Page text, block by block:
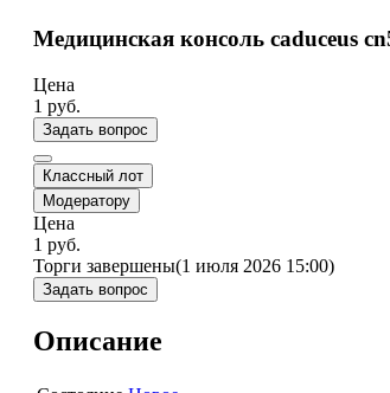
Медицинская консоль caduceus
Цена
1 руб.
Задать вопрос
Классный лот
Модератору
Цена
1 руб.
Торги завершены(1 июля 2026 15:00)
Задать вопрос
Описание